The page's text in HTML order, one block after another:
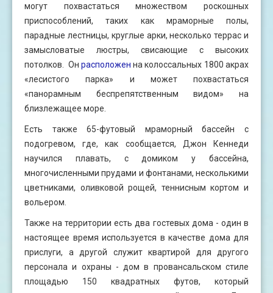
могут похвастаться множеством роскошных
приспособлений, таких как мраморные полы,
парадные лестницы, круглые арки, несколько террас и
замысловатые люстры, свисающие с высоких
потолков. Он расположенна колоссальных 1800 акрах
«лесистого парка» и может похвастаться
«панорамным беспрепятственным видом» на
близлежащее море.
Есть также 65-футовый мраморный бассейн с
подогревом, где, как сообщается, Джон Кеннеди
научился плавать, с домиком у бассейна,
многочисленными прудами и фонтанами, несколькими
цветниками, оливковой рощей, теннисным кортом и
вольером.
Также на территории есть два гостевых дома - один в
настоящее время используется в качестве дома для
прислуги, а другой служит квартирой для другого
персонала и охраны - дом в провансальском стиле
площадью 150 квадратных футов, который